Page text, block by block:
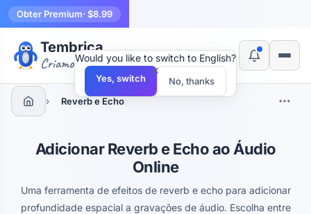
Obter Premium· $8.99
Tembrica
Criamos ferramentas
› Reverb e Echo
Adicionar Reverb e Echo ao Áudio
Online
Uma ferramenta de efeitos de reverb e echo para adicionar
profundidade espacial a gravações de áudio. Escolha entre
×
Would you like to switch to English?
Yes, switch No, thanks